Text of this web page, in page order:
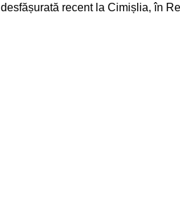
desfășurată recent la Cimișlia, în